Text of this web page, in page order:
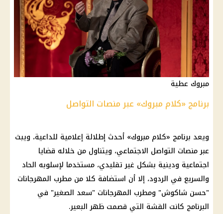
مبروك عطية
برنامج «كلام مبروك» عبر منصات التواصل
ويعد برنامج «كلام مبروك» أحدث إطلالة إعلامية للداعية، ويبث
عبر منصات التواصل الاجتماعي، ويتناول من خلاله قضايا
اجتماعية ودينية بشكل غير تقليدي، مستخدما لإسلوبه الحاد
والسريع في الردود، إلا أن استضافة كلا من مطرب المهرجانات
"حسن شاكوش" ومطرب المهرجانات "سعد الصغير" في
البرنامج كانت القشة التي قصمت ظهر البعير.